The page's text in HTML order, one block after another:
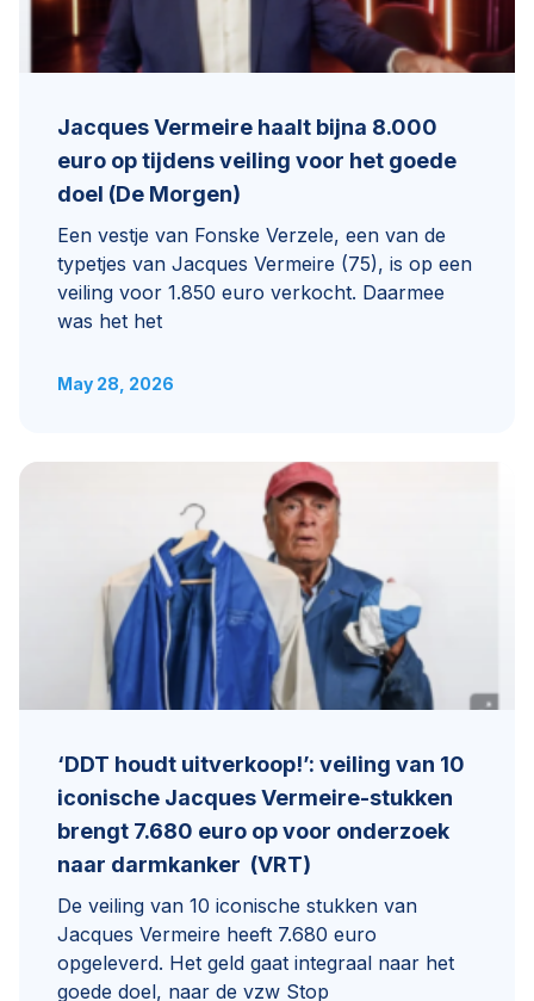
Jacques Vermeire haalt bijna 8.000
euro op tijdens veiling voor het goede
doel (De Morgen)
Een vestje van Fonske Verzele, een van de
typetjes van Jacques Vermeire (75), is op een
veiling voor 1.850 euro verkocht. Daarmee
was het het
May 28, 2026
‘DDT houdt uitverkoop!’: veiling van 10
iconische Jacques Vermeire-stukken
brengt 7.680 euro op voor onderzoek
naar darmkanker (VRT)
De veiling van 10 iconische stukken van
Jacques Vermeire heeft 7.680 euro
opgeleverd. Het geld gaat integraal naar het
goede doel, naar de vzw Stop